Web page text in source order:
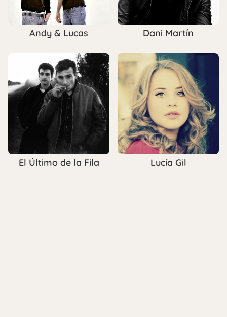
Andy & Lucas Dani Martín
El Último de la Fila Lucía Gil